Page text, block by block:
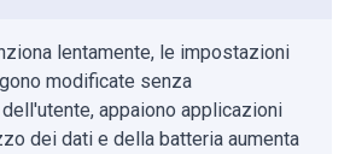
lentamente, le impostazioni
modificate senza
appaiono applicazioni
dei dati e della batteria aumenta